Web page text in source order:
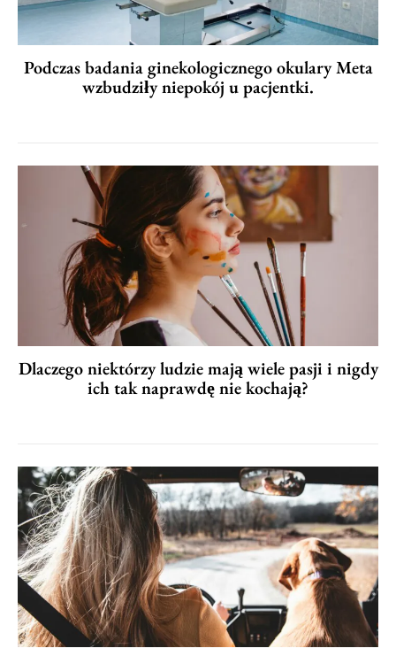
Podczas badania ginekologicznego okulary Meta
wzbudziły niepokój u pacjentki.
Dlaczego niektórzy ludzie mają wiele pasji i nigdy
ich tak naprawdę nie kochają?